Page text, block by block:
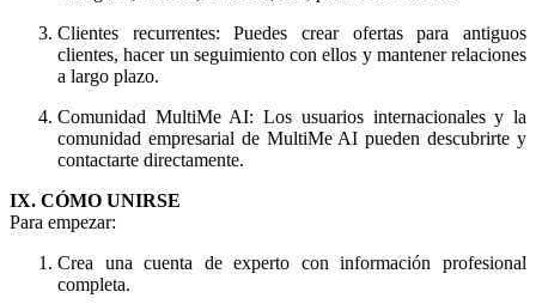
Clientes recurrentes: Puedes crear ofertas para antiguos
clientes, hacer un seguimiento con ellos y mantener relaciones
a largo plazo.
Comunidad MultiMe AI: Los usuarios internacionales y la
comunidad empresarial de MultiMe AI pueden descubrirte y
contactarte directamente.
IX. CÓMO UNIRSE
Para empezar:
Crea una cuenta de experto con información profesional
completa.